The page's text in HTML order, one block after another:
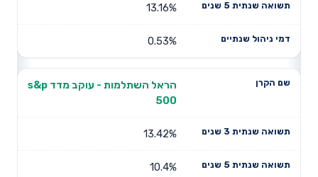
13.16%
0.53%
הראל השתלמות - עוקב מדד s&p
500
13.42%
10.4%